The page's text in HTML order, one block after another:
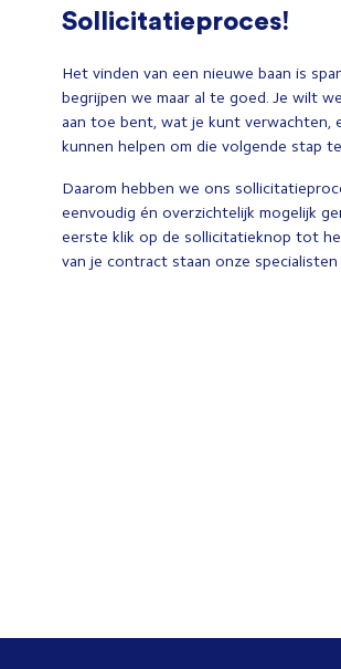
Sollicitatieproces!
Het vinden van een nieuwe baan is
begrijpen we maar al te goed. Je wilt
aan toe bent, wat je kunt verwachten,
kunnen helpen om die volgende stap
Daarom hebben we ons
eenvoudig én overzichtelijk mogelijk
eerste klik op de sollicitatieknop tot
van je contract staan onze specialisten